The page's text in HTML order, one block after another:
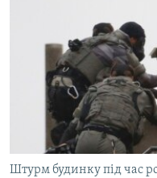
СПЕЦПРОЕКТИ
ДЕПОРТАЦІЯ
ВІДЕОУРОКИ «ELIFBE»
СВІДЧЕННЯ ОКУПАЦІЇ
УКРАЇНСЬКА ПРОБЛЕМА
ІНФОГРАФІКА
ЯК ОБІЙТИ
Русский
Qırımtatar
ДОЛУЧАЙСЯ!
Штурм будинку під час